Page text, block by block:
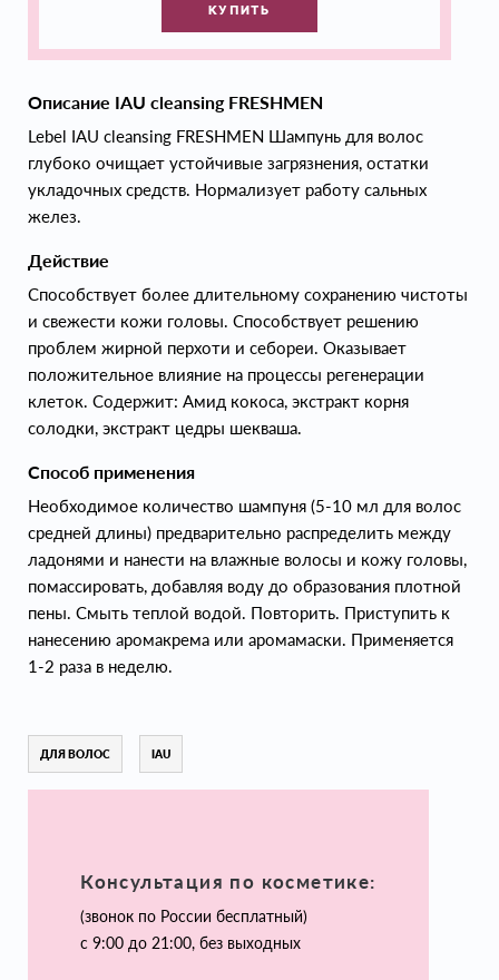
КУПИТЬ
Описание IAU cleansing FRESHMEN
Lebel IAU cleansing FRESHMEN Шампунь для волос
глубоко очищает устойчивые загрязнения, остатки
укладочных средств. Нормализует работу сальных
желез.
Действие
Способствует более длительному сохранению чистоты
и свежести кожи головы. Способствует решению
проблем жирной перхоти и себореи. Оказывает
положительное влияние на процессы регенерации
клеток. Содержит: Амид кокоса, экстракт корня
солодки, экстракт цедры шекваша.
Способ применения
Необходимое количество шампуня (5-10 мл для волос
средней длины) предварительно распределить между
ладонями и нанести на влажные волосы и кожу головы,
помассировать, добавляя воду до образования плотной
пены. Смыть теплой водой. Повторить. Приступить к
нанесению аромакрема или аромамаски. Применяется
1-2 раза в неделю.
ДЛЯ ВОЛОС IAU
Консультация по косметике:
(звонок по России бесплатный)
с 9:00 до 21:00, без выходных